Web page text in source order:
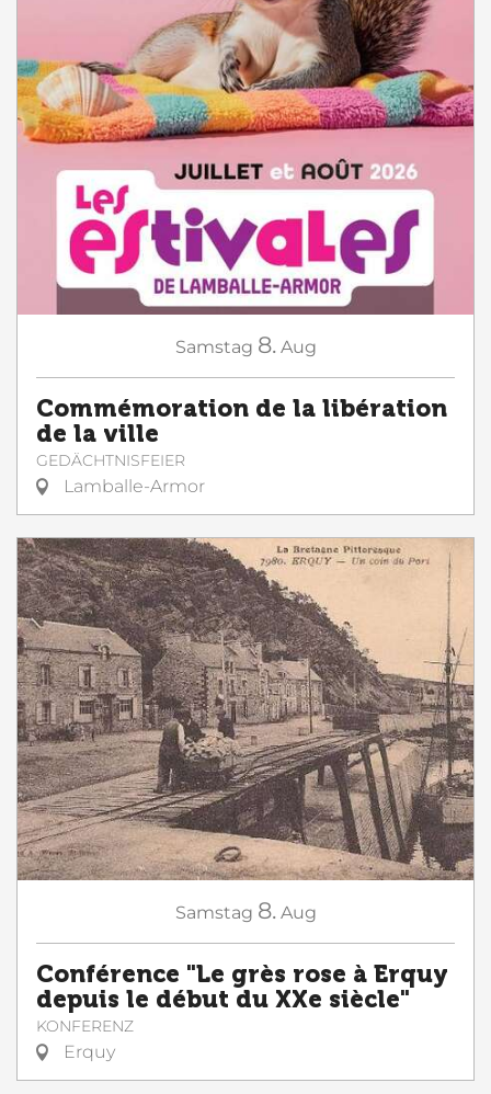
Samstag 8. Aug
Commémoration de la libération
de la ville
GEDÄCHTNISFEIER
Lamballe-Armor
Samstag 8. Aug
Conférence "Le grès rose à Erquy
depuis le début du XXe siècle"
KONFERENZ
Erquy